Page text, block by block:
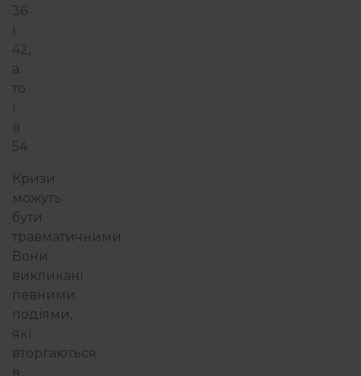
36
і
42,
а
то
і
в
54.
Кризи
можуть
бути
травматичними.
Вони
викликані
певними
подіями,
які
вторгаються
в